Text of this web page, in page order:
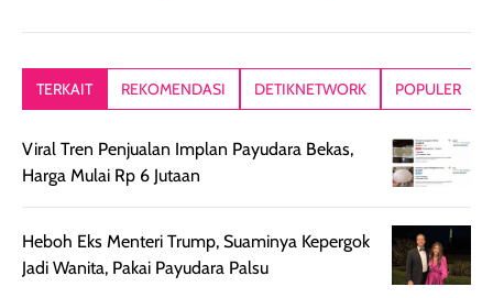
rambut sehari-
hari. Pengalaman
konsisten menjadi
alasan produk ini
tetap masuk
dalam rutinitas.
Hair mist ini
Kemasannya
ringkas sehingga
di dalam pouch
bepergian. Dari
penggunaan
pertama,
sensai
ada efek
karna kulit aku
kering
Kalau dipakai
dibawah
juga ga peeling
jadi nyaman
TERKAIT REKOMENDASI DETIKNETWORK POPULER
Viral Tren Penjualan Implan Payudara Bekas,
Harga Mulai Rp 6 Jutaan
Heboh Eks Menteri Trump, Suaminya Kepergok
Jadi Wanita, Pakai Payudara Palsu